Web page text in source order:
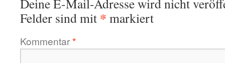
Deine E-Mail-Adresse wird nicht
Felder sind mit * markiert
Kommentar*